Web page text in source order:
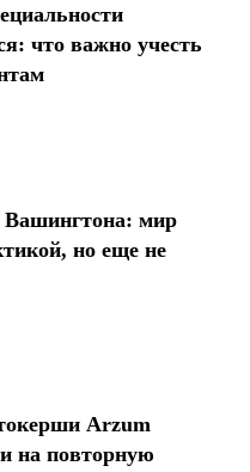
что важно учесть
Вашингтона: мир
но еще не
Arzum
на повторную